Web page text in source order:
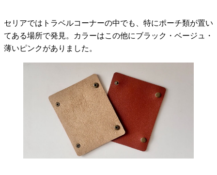
セリアではトラベルコーナーの中でも、特にポーチ類が置い
てある場所で発見。カラーはこの他にブラック・ベージュ・
薄いピンクがありました。